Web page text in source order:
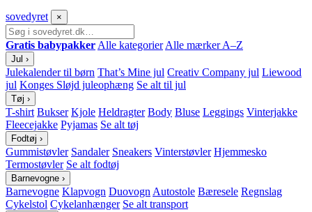
sovedyret ×
Gratis babypakker Alle kategorier Alle mærker A–Z
Jul ›
Julekalender til børn That’s Mine jul Creativ Company jul Liewood
jul Konges Sløjd juleophæng Se alt til jul
Tøj ›
T-shirt Bukser Kjole Heldragter Body Bluse Leggings Vinterjakke
Fleecejakke Pyjamas Se alt tøj
Fodtøj ›
Gummistøvler Sandaler Sneakers Vinterstøvler Hjemmesko
Termostøvler Se alt fodtøj
Barnevogne ›
Barnevogne Klapvogn Duovogn Autostole Bæresele Regnslag
Cykelstol Cykelanhænger Se alt transport